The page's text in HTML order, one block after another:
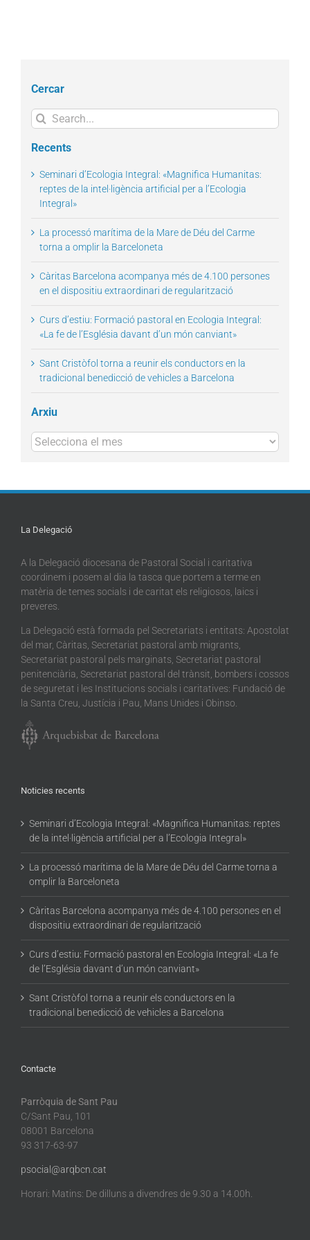
Cercar
Search
for:
Recents
Seminari d’Ecologia Integral: «Magnifica Humanitas:
reptes de la intel·ligència artificial per a l’Ecologia
Integral»
La processó marítima de la Mare de Déu del Carme
torna a omplir la Barceloneta
Càritas Barcelona acompanya més de 4.100 persones
en el dispositiu extraordinari de regularització
Curs d’estiu: Formació pastoral en Ecologia Integral:
«La fe de l’Església davant d’un món canviant»
Sant Cristòfol torna a reunir els conductors en la
tradicional benedicció de vehicles a Barcelona
Arxiu
Arxius
La Delegació
A la Delegació diocesana de Pastoral Social i caritativa
coordinem i posem al dia la tasca que portem a terme en
matèria de temes socials i de caritat els religiosos, laics i
preveres.
La Delegació està formada pel Secretariats i entitats: Apostolat
del mar, Càritas, Secretariat pastoral amb migrants,
Secretariat pastoral pels marginats, Secretariat pastoral
penitenciària, Secretariat pastoral del trànsit, bombers i cossos
de seguretat i les Institucions socials i caritatives: Fundació de
la Santa Creu, Justícia i Pau, Mans Unides i Obinso.
Noticies recents
Seminari d’Ecologia Integral: «Magnifica Humanitas: reptes
de la intel·ligència artificial per a l’Ecologia Integral»
La processó marítima de la Mare de Déu del Carme torna a
omplir la Barceloneta
Càritas Barcelona acompanya més de 4.100 persones en el
dispositiu extraordinari de regularització
Curs d’estiu: Formació pastoral en Ecologia Integral: «La fe
de l’Església davant d’un món canviant»
Sant Cristòfol torna a reunir els conductors en la
tradicional benedicció de vehicles a Barcelona
Contacte
Parròquia de Sant Pau
C/Sant Pau, 101
08001 Barcelona
93 317-63-97
psocial@arqbcn.cat
Horari: Matins: De dilluns a divendres de 9.30 a 14.00h.